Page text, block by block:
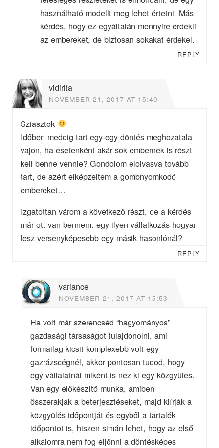
használható modellt meg lehet értetni. Más
kérdés, hogy ez egyáltalán mennyire érdekli
az embereket, de biztosan sokakat érdekel.
REPLY
vidirita
NOVEMBER 21, 2017 AT 15:40
Sziasztok
Időben meddig tart egy-egy döntés meghozatala
vajon, ha esetenként akár sok embernek is részt
kell benne vennie? Gondolom elolvasva tovább
tart, de azért elképzeltem a gombnyomkodó
embereket…
Izgatottan várom a következő részt, de a kérdés
már ott van bennem: egy ilyen vállalkozás hogyan
lesz versenyképesebb egy másik hasonlónál?
REPLY
variance
NOVEMBER 21, 2017 AT 15:53
Ha volt már szerencséd “hagyományos”
gazdasági társaságot tulajdonolni, ami
formailag kicsit komplexebb volt egy
gazrázscégnél, akkor pontosan tudod, hogy
egy vállalatnál miként is néz ki egy közgyülés.
Van egy előkészítő munka, amiben
összerakják a beterjesztéseket, majd kiírják a
közgyülés időpontját és egyből a tartalék
időpontot is, hiszen simán lehet, hogy az első
alkalomra nem fog eljönni a döntésképes